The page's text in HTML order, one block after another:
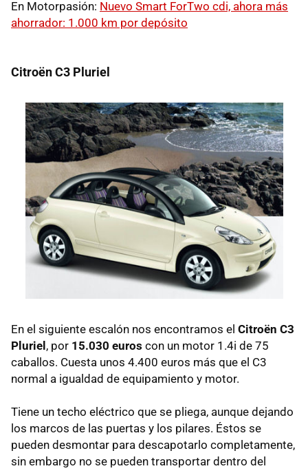
En Motorpasión: Nuevo Smart ForTwo cdi, ahora más
ahorrador: 1.000 km por depósito
Citroën C3 Pluriel
En el siguiente escalón nos encontramos el Citroën C3
Pluriel , por 15.030 euros con un motor 1.4i de 75
caballos. Cuesta unos 4.400 euros más que el C3
normal a igualdad de equipamiento y motor.
Tiene un techo eléctrico que se pliega, aunque dejando
los marcos de las puertas y los pilares. Éstos se
pueden desmontar para descapotarlo completamente,
sin embargo no se pueden transportar dentro del